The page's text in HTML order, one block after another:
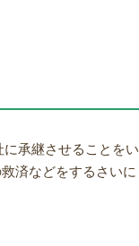
承継させることをい
済などをするさいに